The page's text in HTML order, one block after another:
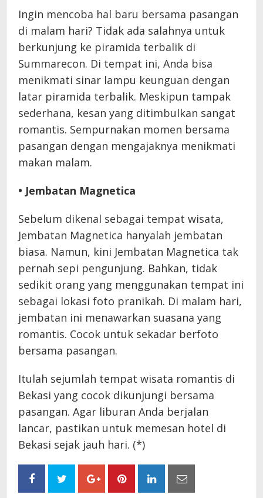
Ingin mencoba hal baru bersama pasangan
di malam hari? Tidak ada salahnya untuk
berkunjung ke piramida terbalik di
Summarecon. Di tempat ini, Anda bisa
menikmati sinar lampu keunguan dengan
latar piramida terbalik. Meskipun tampak
sederhana, kesan yang ditimbulkan sangat
romantis. Sempurnakan momen bersama
pasangan dengan mengajaknya menikmati
makan malam.
• Jembatan Magnetica
Sebelum dikenal sebagai tempat wisata,
Jembatan Magnetica hanyalah jembatan
biasa. Namun, kini Jembatan Magnetica tak
pernah sepi pengunjung. Bahkan, tidak
sedikit orang yang menggunakan tempat ini
sebagai lokasi foto pranikah. Di malam hari,
jembatan ini menawarkan suasana yang
romantis. Cocok untuk sekadar berfoto
bersama pasangan.
Itulah sejumlah tempat wisata romantis di
Bekasi yang cocok dikunjungi bersama
pasangan. Agar liburan Anda berjalan
lancar, pastikan untuk memesan hotel di
Bekasi sejak jauh hari. (*)